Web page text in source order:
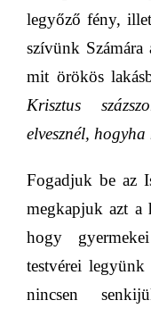
legyőző fény,
szívünk
mit örökös
Krisztus
elvesznél,
Fogadjuk be az
megkapjuk azt a
hogy
testvérei
nincsen